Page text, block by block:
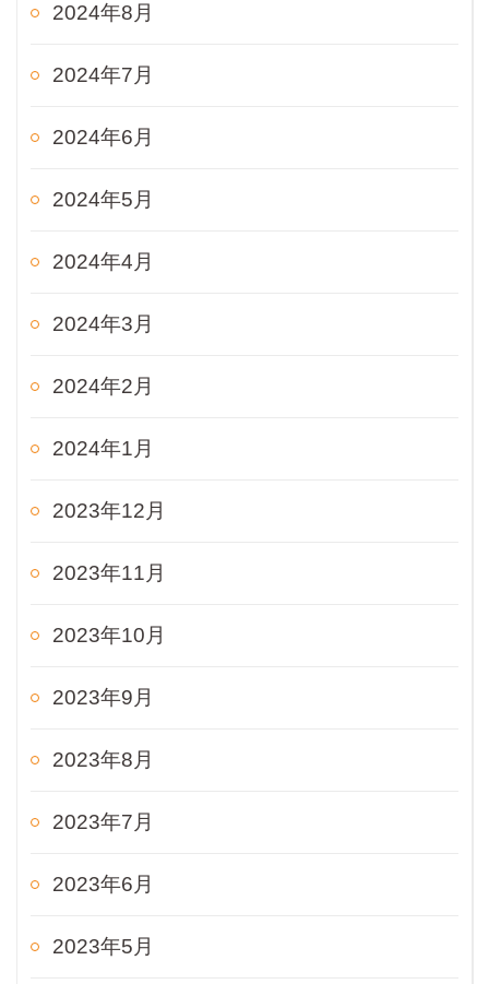
2024年8月
2024年7月
2024年6月
2024年5月
2024年4月
2024年3月
2024年2月
2024年1月
2023年12月
2023年11月
2023年10月
2023年9月
2023年8月
2023年7月
2023年6月
2023年5月